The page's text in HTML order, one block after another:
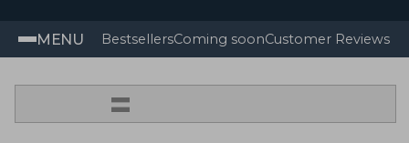
MENU BestsellersComing soonCustomer Reviews
=